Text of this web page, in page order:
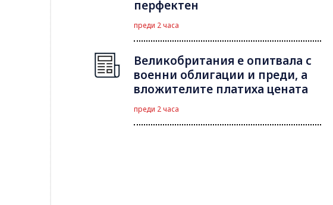
перфектен
преди 2 часа
Великобритания е опитвала с
военни облигации и преди, а
вложителите платиха цената
преди 2 часа